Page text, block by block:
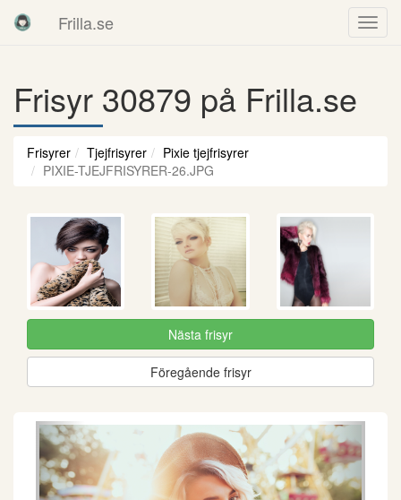
Frilla.se
Frisyr 30879 på Frilla.se
Frisyrer Tjejfrisyrer
Pixie tjejfrisyrer
PIXIE-TJEJFRISYRER-26.JPG
Nästa frisyr
Föregående frisyr
Föregående